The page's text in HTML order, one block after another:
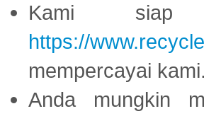
Kami siap
https://
mempercayai kami.
Anda mungkin